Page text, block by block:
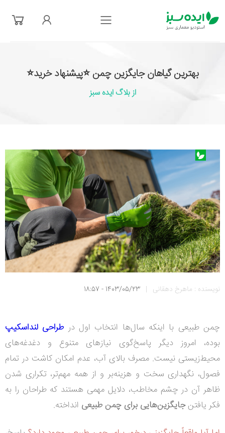
فهرست
بهترین گیاهان جایگزین چمن ⭐پیشنهاد خرید⭐
از بلاگ ایده سبز
نویسنده : ماهرخ دهقانی |
1403/05/23 - 18:57
چمن طبیعی با اینکه سال‌ها انتخاب اول در طراحی لنداسکیپ
بوده، امروز دیگر پاسخ‌گوی نیازهای متنوع و دغدغه‌های
محیط‌زیستی نیست. مصرف بالای آب، عدم امکان کاشت در تمام
فصول، نگهداری سخت و هزینه‌بر و از همه مهم‌تر، تکراری شدن
ظاهر آن در چشم مخاطب، دلایل مهمی‌ هستند که طراحان را به
فکر یافتنجایگزین‌هایی برای چمن طبیعی انداخته‌.